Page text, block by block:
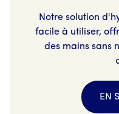
Notre solution
facile à utiliser,
des mains sans
EN